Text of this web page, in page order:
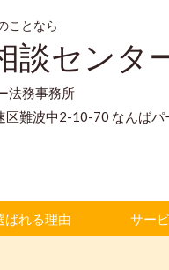
ことなら
談センタ
法務事務所
難波中2-10-70 なんばパ
ばれる理由 サー